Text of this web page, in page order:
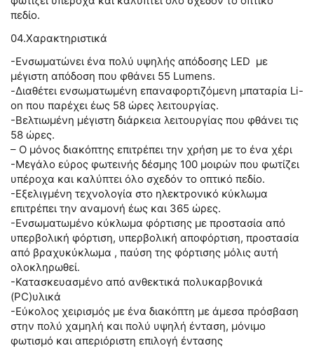
πεδίο.
04.Χαρακτηριστικά
-Ενσωματώνει ένα πολύ υψηλής απόδοσης LED με
μέγιστη απόδοση που φθάνει 55 Lumens.
-Διαθέτει ενσωματωμένη επαναφορτιζόμενη μπαταρία Li-
on που παρέχει έως 58 ώρες λειτουργίας.
-Βελτιωμένη μέγιστη διάρκεια λειτουργίας που φθάνει τις
58 ώρες.
– Ο μόνος διακόπτης επιτρέπει την χρήση με το ένα χέρι
-Μεγάλο εύρος φωτεινής δέσμης 100 μοιρών που φωτίζει
υπέροχα και καλύπτει όλο σχεδόν το οπτικό πεδίο.
-Εξελιγμένη τεχνολογία στο ηλεκτρονικό κύκλωμα
επιτρέπει την αναμονή έως και 365 ώρες.
-Ενσωματωμένο κύκλωμα φόρτισης με προστασία από
υπερβολική φόρτιση, υπερβολική αποφόρτιση, προστασία
από βραχυκύκλωμα , παύση της φόρτισης μόλις αυτή
ολοκληρωθεί.
-Κατασκευασμένο από ανθεκτικά πολυκαρβονικά
(PC)υλικά
-Εύκολος χειρισμός με ένα διακόπτη με άμεσα πρόσβαση
στην πολύ χαμηλή και πολύ υψηλή ένταση, μόνιμο
φωτισμό και απεριόριστη επιλογή έντασης